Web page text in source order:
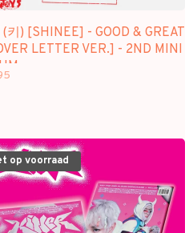
키) [SHINEE] - GOOD & GREAT
LETTER VER.] - 2ND MINI
op voorraad